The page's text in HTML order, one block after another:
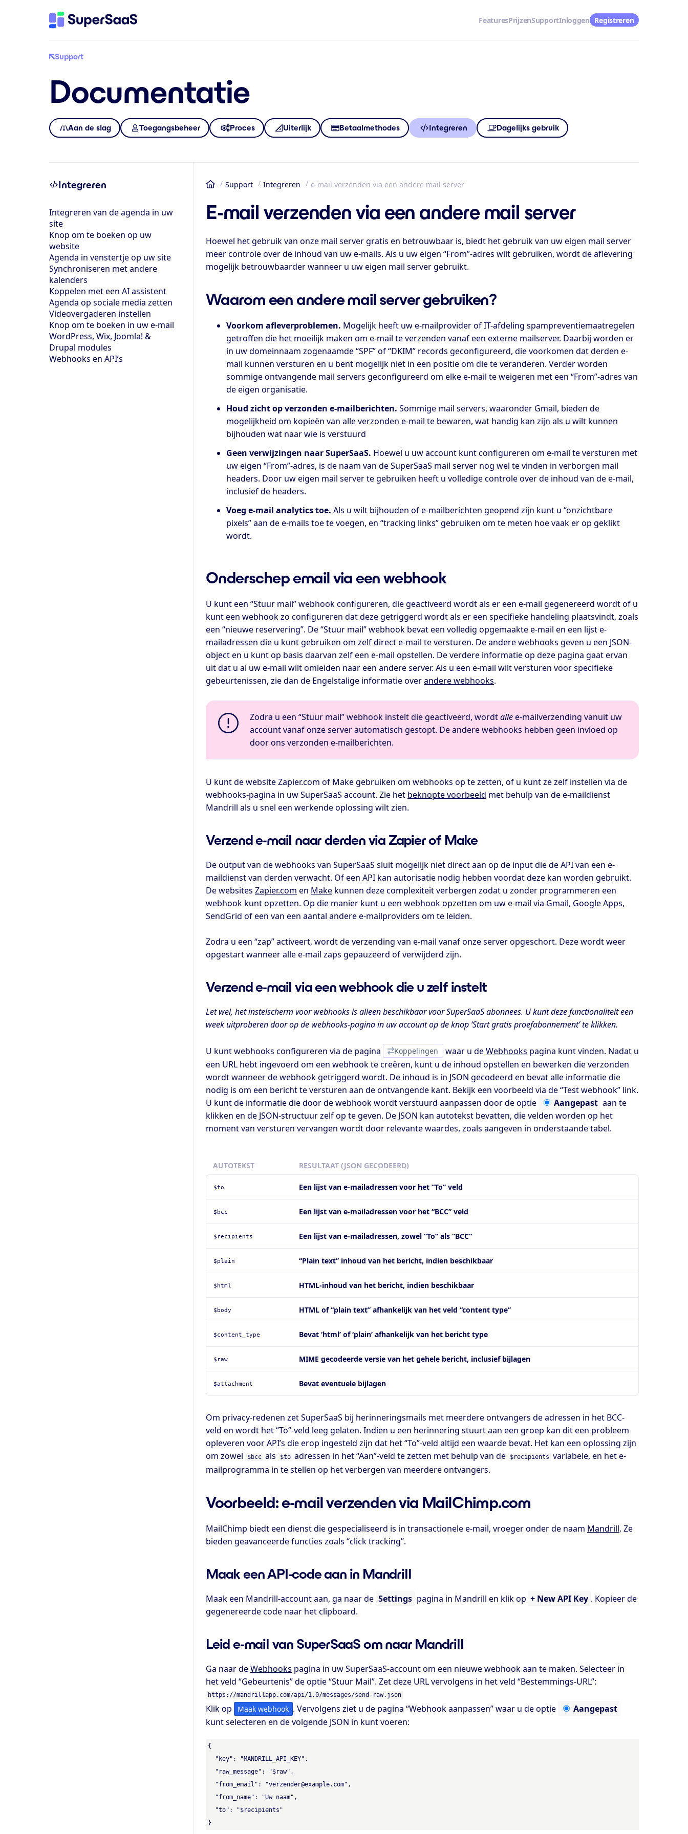
FeaturesPrijzenSupportInloggen Registreren
Support
Documentatie
Aan de slag Toegangsbeheer Proces Uiterlijk Betaalmethodes Integreren Dagelijks gebruik
Integreren
Integreren van de agenda in uw
site
Knop om te boeken op uw
website
Agenda in venstertje op uw site
Synchroniseren met andere
kalenders
Koppelen met een AI assistent
Agenda op sociale media zetten
Videovergaderen instellen
Knop om te boeken in uw e-mail
WordPress, Wix, Joomla! &
Drupal modules
Webhooks en API’s
Home
Support Integreren e-mail verzenden via een andere mail server
E-mail verzenden via een andere mail server
Hoewel het gebruik van onze mail server gratis en betrouwbaar is, biedt het gebruik van uw eigen mail server
meer controle over de inhoud van uw e-mails. Als u uw eigen “From”-adres wilt gebruiken, wordt de aflevering
mogelijk betrouwbaarder wanneer u uw eigen mail server gebruikt.
Waarom een andere mail server gebruiken?
Voorkom afleverproblemen. Mogelijk heeft uw e-mailprovider of IT-afdeling spampreventiemaatregelen
getroffen die het moeilijk maken om e-mail te verzenden vanaf een externe mailserver. Daarbij worden er
in uw domeinnaam zogenaamde “SPF” of “DKIM” records geconfigureerd, die voorkomen dat derden e-
mail kunnen versturen en u bent mogelijk niet in een positie om die te veranderen. Verder worden
sommige ontvangende mail servers geconfigureerd om elke e-mail te weigeren met een “From”-adres van
de eigen organisatie.
Houd zicht op verzonden e-mailberichten. Sommige mail servers, waaronder Gmail, bieden de
mogelijkheid om kopieën van alle verzonden e-mail te bewaren, wat handig kan zijn als u wilt kunnen
bijhouden wat naar wie is verstuurd
Geen verwijzingen naar SuperSaaS. Hoewel u uw account kunt configureren om e-mail te versturen met
uw eigen “From”-adres, is de naam van de SuperSaaS mail server nog wel te vinden in verborgen mail
headers. Door uw eigen mail server te gebruiken heeft u volledige controle over de inhoud van de e-mail,
inclusief de headers.
Voeg e-mail analytics toe. Als u wilt bijhouden of e-mailberichten geopend zijn kunt u “onzichtbare
pixels” aan de e-mails toe te voegen, en “tracking links” gebruiken om te meten hoe vaak er op geklikt
wordt.
Onderschep email via een webhook
U kunt een “Stuur mail” webhook configureren, die geactiveerd wordt als er een e-mail gegenereerd wordt of u
kunt een webhook zo configureren dat deze getriggerd wordt als er een specifieke handeling plaatsvindt, zoals
een “nieuwe reservering”. De “Stuur mail” webhook bevat een volledig opgemaakte e-mail en een lijst e-
mailadressen die u kunt gebruiken om zelf direct e-mail te versturen. De andere webhooks geven u een JSON-
object en u kunt op basis daarvan zelf een e-mail opstellen. De verdere informatie op deze pagina gaat ervan
uit dat u al uw e-mail wilt omleiden naar een andere server. Als u een e-mail wilt versturen voor specifieke
gebeurtenissen, zie dan de Engelstalige informatie overandere webhooks.
Zodra u een “Stuur mail” webhook instelt die geactiveerd, wordtallee-mailverzending vanuit uw
account vanaf onze server automatisch gestopt. De andere webhooks hebben geen invloed op
door ons verzonden e-mailberichten.
U kunt de website Zapier.com of Make gebruiken om webhooks op te zetten, of u kunt ze zelf instellen via de
webhooks-pagina in uw SuperSaaS account. Zie het beknopte voorbeeld met behulp van de e-maildienst
Mandrill als u snel een werkende oplossing wilt zien.
Verzend e-mail naar derden via Zapier of Make
De output van de webhooks van SuperSaaS sluit mogelijk niet direct aan op de input die de API van een e-
maildienst van derden verwacht. Of een API kan autorisatie nodig hebben voordat deze kan worden gebruikt.
De websites Zapier.com en Make kunnen deze complexiteit verbergen zodat u zonder programmeren een
webhook kunt opzetten. Op die manier kunt u een webhook opzetten om uw e-mail via Gmail, Google Apps,
SendGrid of een van een aantal andere e-mailproviders om te leiden.
Zodra u een “zap” activeert, wordt de verzending van e-mail vanaf onze server opgeschort. Deze wordt weer
opgestart wanneer alle e-mail zaps gepauzeerd of verwijderd zijn.
Verzend e-mail via een webhook die u zelf instelt
Let wel, het instelscherm voor webhooks is alleen beschikbaar voor SuperSaaS abonnees. U kunt deze functionaliteit een
week uitproberen door op de webhooks-pagina in uw account op de knop ‘Start gratis proefabonnement’ te klikken.
U kunt webhooks configureren via de pagina Koppelingen waar u deWebhooks pagina kunt vinden. Nadat u
een URL hebt ingevoerd om een webhook te creëren, kunt u de inhoud opstellen en bewerken die verzonden
wordt wanneer de webhook getriggerd wordt. De inhoud is in JSON gecodeerd en bevat alle informatie die
nodig is om een bericht te versturen aan de ontvangende kant. Bekijk een voorbeeld via de “Test webhook” link.
U kunt de informatie die door de webhook wordt verstuurd aanpassen door de optie
Aangepast aan te
klikken en de JSON-structuur zelf op te geven. De JSON kan autotekst bevatten, die velden worden op het
moment van versturen vervangen wordt door relevante waardes, zoals aangeven in onderstaande tabel.
AUTOTEKST RESULTAAT (JSON GECODEERD)
$to Een lijst van e-mailadressen voor het “To” veld
$bcc Een lijst van e-mailadressen voor het “BCC” veld
$recipients Een lijst van e-mailadressen, zowel “To” als “BCC”
$plain “Plain text” inhoud van het bericht, indien beschikbaar
$html HTML-inhoud van het bericht, indien beschikbaar
$body HTML of “plain text” afhankelijk van het veld “content type”
$content_type Bevat ‘html’ of ‘plain’ afhankelijk van het bericht type
$raw MIME gecodeerde versie van het gehele bericht, inclusief bijlagen
$attachment Bevat eventuele bijlagen
Om privacy-redenen zet SuperSaaS bij herinneringsmails met meerdere ontvangers de adressen in het BCC-
veld en wordt het “To”-veld leeg gelaten. Indien u een herinnering stuurt aan een groep kan dit een probleem
opleveren voor API’s die erop ingesteld zijn dat het “To”-veld altijd een waarde bevat. Het kan een oplossing zijn
om zowel
$bcc als $to adressen in het “Aan”-veld te zetten met behulp van de $recipients variabele, en het e-
mailprogramma in te stellen op het verbergen van meerdere ontvangers.
Voorbeeld: e-mail verzenden via MailChimp.com
MailChimp biedt een dienst die gespecialiseerd is in transactionele e-mail, vroeger onder de naam Mandrill. Ze
bieden geavanceerde functies zoals “click tracking”.
Maak een API-code aan in Mandrill
Maak een Mandrill-account aan, ga naar de Settings pagina in Mandrill en klik op + New API Key . Kopieer de
gegenereerde code naar het clipboard.
Leid e-mail van SuperSaaS om naar Mandrill
Ga naar deWebhooks pagina in uw SuperSaaS-account om een nieuwe webhook aan te maken. Selecteer in
het veld “Gebeurtenis” de optie “Stuur Mail”. Zet deze URL vervolgens in het veld “Bestemmings-URL”:
https://mandrillapp.com/api/1.0/messages/send-raw.json
Klik op Maak webhook . Vervolgens ziet u de pagina “Webhook aanpassen” waar u de optie
Aangepast
kunt selecteren en de volgende JSON in kunt voeren:
{
  "key": "MANDRILL_API_KEY",
  "raw_message": "$raw",
  "from_email": "verzender@example.com",
  "from_name": "Uw naam",
  "to": "$recipients"